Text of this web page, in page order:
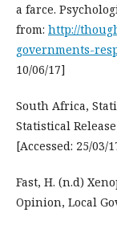
a farce.
from: http://
governments-
10/06/17]
South Africa,
Statistical
[Accessed: 25/03/
Fast, H. (n.d)
Opinion, Local